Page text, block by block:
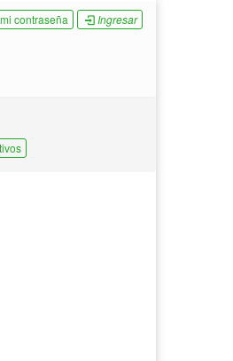
contraseña Ingresar